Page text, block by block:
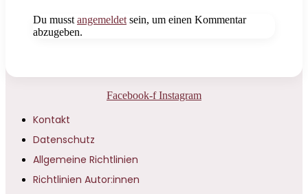
Du musst angemeldet sein, um einen Kommentar
abzugeben.
Facebook-f Instagram
Kontakt
Datenschutz
Allgemeine Richtlinien
Richtlinien Autor:innen